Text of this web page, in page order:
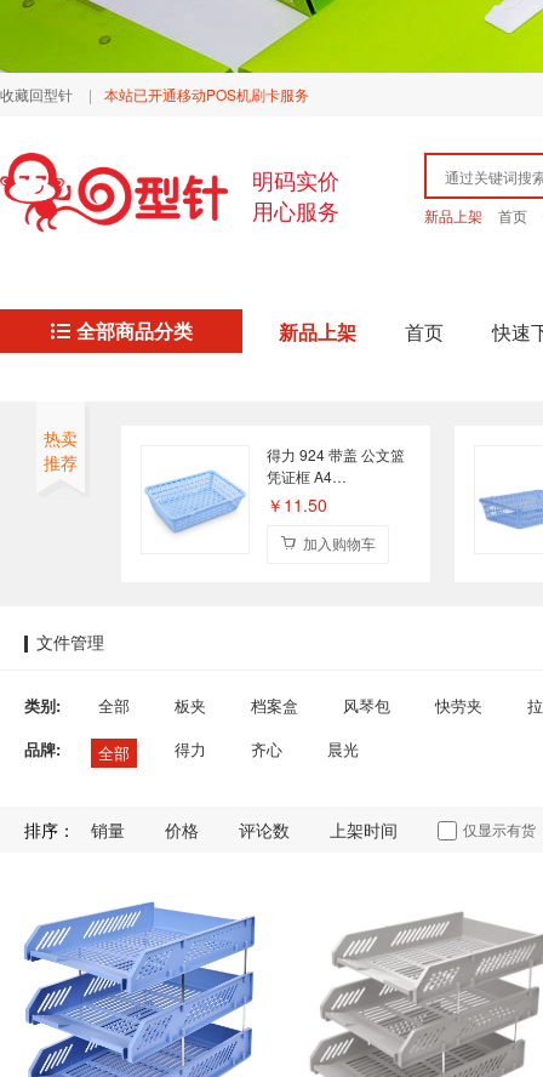
收藏回型针 | 本站已开通移动POS机刷卡服务
明码实价
用心服务
新品上架 首页
全部商品分类 新品上架 首页 快速
热卖
推荐
得力 924 带盖 公文篮
凭证框 A4
360mm×255mm×90mm
￥11.50
加入购物车
文件管理
类别: 全部 板夹 档案盒 风琴包 快劳夹
品牌:
全部 得力 齐心 晨光
排序： 销量 价格 评论数 上架时间 仅显示有货